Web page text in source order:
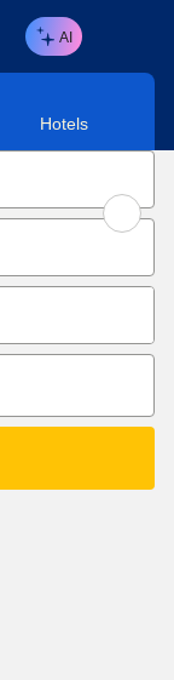
AI
Hotels